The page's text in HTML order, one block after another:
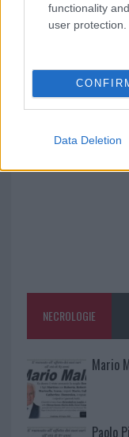
functionality
user protection.
Data Deletion
Porto
caviale
NECROLOGIE
Mario
Paolo